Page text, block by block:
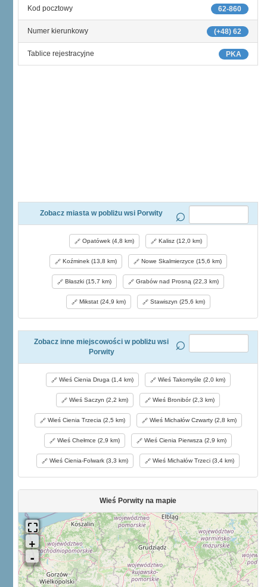
62-860
Kod pocztowy
(+48) 62
Numer kierunkowy
PKA
Tablice rejestracyjne
Zobacz miasta w pobliżu wsi Porwity
Opatówek (4,8 km) Kalisz (12,0 km)
Koźminek (13,8 km) Nowe Skalmierzyce (15,6 km)
Błaszki (15,7 km) Grabów nad Prosną (22,3 km)
Mikstat (24,9 km) Stawiszyn (25,6 km)
Zobacz inne miejscowości w pobliżu wsi
Porwity
Wieś Cienia Druga (1,4 km) Wieś Takomyśle (2,0 km)
Wieś Saczyn (2,2 km) Wieś Bronibór (2,3 km)
Wieś Cienia Trzecia (2,5 km) Wieś Michałów Czwarty (2,8 km)
Wieś Chełmce (2,9 km) Wieś Cienia Pierwsza (2,9 km)
Wieś Cienia-Folwark (3,3 km) Wieś Michałów Trzeci (3,4 km)
Wieś Porwity na mapie